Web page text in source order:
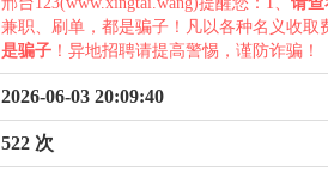
兼职、刷单，都是骗子！凡以各种名义收取
是骗子 ！异地招聘请提高警惕，谨防诈骗！
2026-06-03 20:09:40
522 次